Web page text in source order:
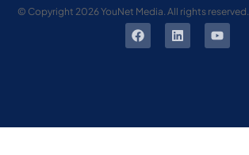
© Copyright 2026YouNet Media. All rights reserved.